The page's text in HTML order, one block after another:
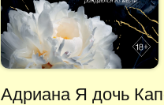
Адриана Я дочь